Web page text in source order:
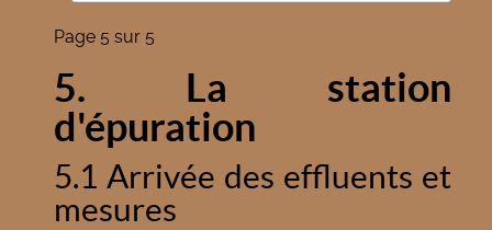
Page 5 sur 5
5. La station
d'épuration
5.1 Arrivée des effluents et
mesures